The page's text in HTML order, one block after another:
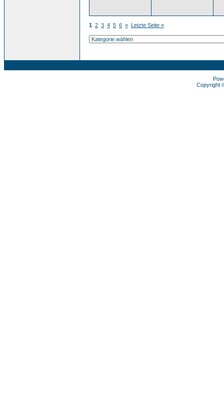
1 2 3 4 5 6 » Letzte Seite »
Copyright